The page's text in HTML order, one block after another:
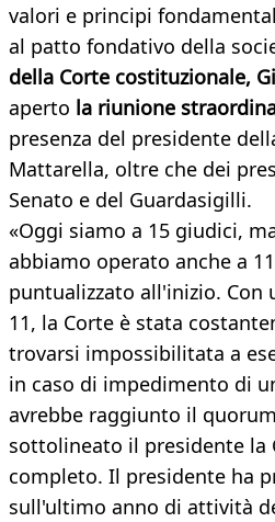
valori e principi
al patto fondativo della
della Corte costituzionale,
aperto la riunione
presenza del presidente
Mattarella, oltre che dei
Senato e del Guardasigilli.
«Oggi siamo a 15 giudici,
abbiamo operato anche a
puntualizzato all'inizio.
11, la Corte è stata
trovarsi impossibilitata a
in caso di impedimento di
avrebbe raggiunto il
sottolineato il presidente la
completo. Il presidente ha
sull'ultimo anno di attività